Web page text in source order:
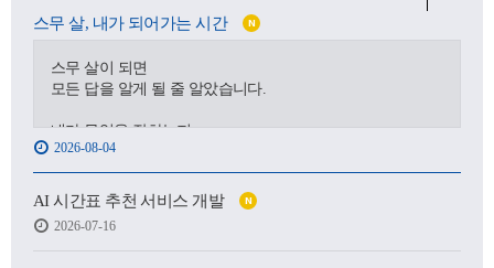
스무 살, 내가 되어가는 시간 N
스무 살이 되면
모든 답을 알게 될 줄 알았습니다.
내가 무엇을 잘하는지,
어디로 가야 하는지,
어떤 사람이 될 수 있을지.
하지만 처음 마주한 강의실도,
처음 건넨 인사도,
2026-08-04
AI 시간표 추천 서비스 개발 N
2026-07-16